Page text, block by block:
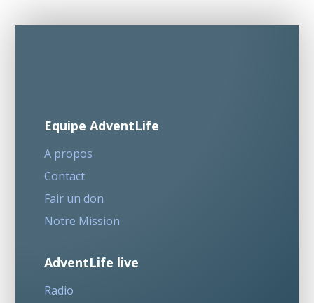
Equipe AdventLife
A propos
Contact
Fair un don
Notre Mission
AdventLife live
Radio